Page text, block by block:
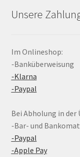
Unsere
Im Onlineshop:
-Banküberweisung
-Klarna
-Paypal
Bei Abholung in der
-Bar- und
-Paypal
-Apple Pay